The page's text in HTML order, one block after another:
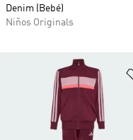
Denim (Bebé)
Niños Originals